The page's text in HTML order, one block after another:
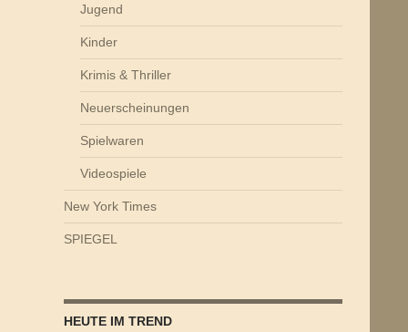
Jugend
Kinder
Krimis & Thriller
Neuerscheinungen
Spielwaren
Videospiele
New York Times
SPIEGEL
HEUTE IM TREND